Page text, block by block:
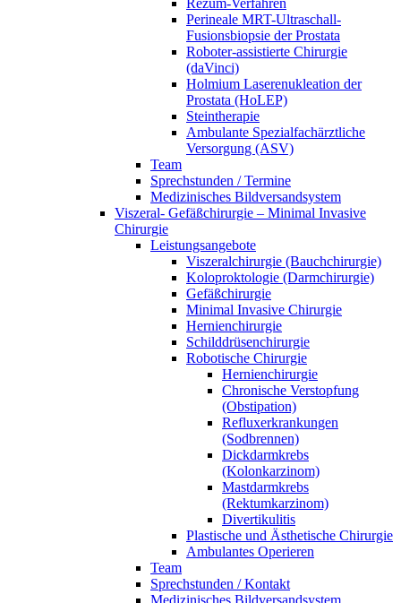
Perineale MRT-Ultraschall-
Fusionsbiopsie der Prostata
Roboter-assistierte Chirurgie
(daVinci)
Holmium Laserenukleation der
Prostata (HoLEP)
Steintherapie
Ambulante Spezialfachärztliche
Versorgung (ASV)
Team
Sprechstunden / Termine
Medizinisches Bildversandsystem
Viszeral- Gefäßchirurgie – Minimal Invasive
Chirurgie
Leistungsangebote
Viszeralchirurgie (Bauchchirurgie)
Koloproktologie (Darmchirurgie)
Gefäßchirurgie
Minimal Invasive Chirurgie
Hernienchirurgie
Schilddrüsenchirurgie
Robotische Chirurgie
Hernienchirurgie
Chronische Verstopfung
(Obstipation)
Refluxerkrankungen
(Sodbrennen)
Dickdarmkrebs
(Kolonkarzinom)
Mastdarmkrebs
(Rektumkarzinom)
Divertikulitis
Plastische und Ästhetische Chirurgie
Ambulantes Operieren
Team
Sprechstunden / Kontakt
Medizinisches Bildversandsystem